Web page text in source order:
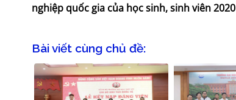
nghiệp quốc gia của học sinh, sinh viên 2020
Bài viết cùng chủ đề: